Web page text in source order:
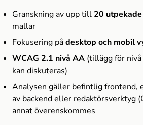
Granskning av upp till 20
mallar
Fokusering pådesktop och mobil
WCAG 2.1 nivå AA (tillägg för
kan diskuteras)
Analysen gäller befintlig frontend,
av backend eller redaktörsverktyg
annat överenskommes